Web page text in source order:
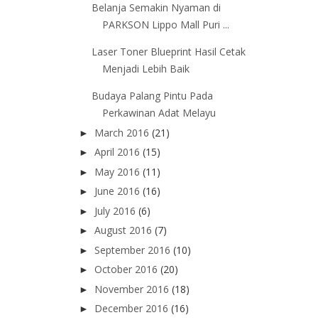
Belanja Semakin Nyaman di
PARKSON Lippo Mall Puri ...
Laser Toner Blueprint Hasil Cetak
Menjadi Lebih Baik
Budaya Palang Pintu Pada
Perkawinan Adat Melayu
► March 2016 (21)
► April 2016 (15)
► May 2016 (11)
► June 2016 (16)
► July 2016 (6)
► August 2016 (7)
► September 2016 (10)
► October 2016 (20)
► November 2016 (18)
► December 2016 (16)